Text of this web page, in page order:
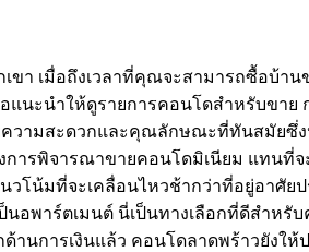
เขา เมื่อถึงเวลาที่คุณจะสามารถซื้อ
นะนำให้ดูรายการคอนโดสำหรับขาย
วามสะดวกและคุณลักษณะที่ทันสมัยซึ่
ารพิจารณาขายคอนโดมิเนียม แทนที่
โน้มที่จะเคลื่อนไหวช้ากว่าที่อยู่อาศัย
อพาร์ตเมนต์ นี่เป็นทางเลือกที่ดีสำห
านการเงินแล้ว คอนโดลาดพร้าวยังใ